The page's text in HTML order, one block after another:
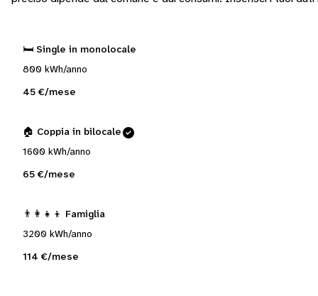
🛏️ Single in monolocale
800 kWh/anno
45 €/mese
🏠 Coppia in bilocale
1600 kWh/anno
65 €/mese
👨‍👩‍👧‍👦 Famiglia
3200 kWh/anno
114 €/mese